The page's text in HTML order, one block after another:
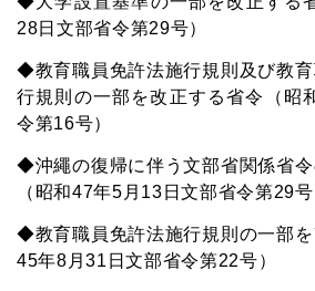
28日文部省令第29号）
◆教育職員免許法施行規則及び教
行規則の一部を改正する省令（昭
令第16号）
◆沖繩の復帰に伴う文部省関係省
（昭和47年5月13日文部省令第29号
◆教育職員免許法施行規則の一部
45年8月31日文部省令第22号）